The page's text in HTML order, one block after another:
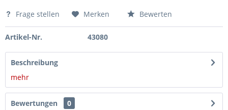
Frage stellen Merken Bewerten
Artikel-Nr. 43080
Beschreibung
mehr
Bewertungen
0